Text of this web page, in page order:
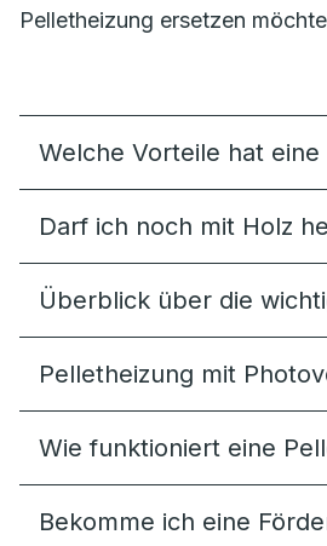
Pelletheizung ersetzen
Welche Vorteile hat eine
Darf ich noch mit Holz
Überblick über die
Pelletheizung mit
Wie funktioniert eine
Bekomme ich eine